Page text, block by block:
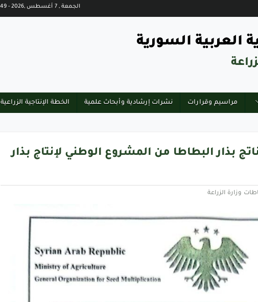
الجمعة , 7 أغسطس ,2026 - 09:49 ص
العربية السورية
مراسيم وقرارات نشرات إرشادية وأبحاث علمية الخطة الإنتاجية الزراعية
بذار البطاطا من المشروع الوطني لإنتاج بذار
وزارة الزراعة